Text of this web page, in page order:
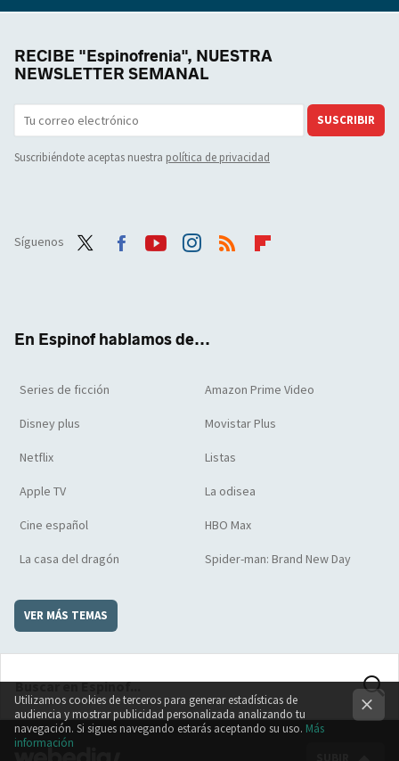
RECIBE "Espinofrenia", NUESTRA
NEWSLETTER SEMANAL
SUSCRIBIR
Suscribiéndote aceptas nuestra política de privacidad
Síguenos
En Espinof hablamos de...
Series de ficción Amazon Prime Video
Disney plus Movistar Plus
Netflix Listas
Apple TV La odisea
Cine español HBO Max
La casa del dragón Spider-man: Brand New Day
VER MÁS TEMAS
Utilizamos cookies de terceros para generar estadísticas de
audiencia y mostrar publicidad personalizada analizando tu
navegación. Si sigues navegando estarás aceptando su uso. Más
información